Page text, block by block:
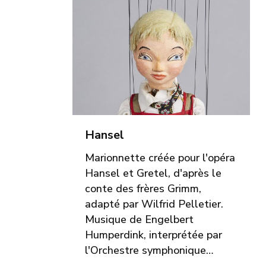
Hansel
Marionnette créée pour l'opéra
Hansel et Gretel, d'après le
conte des frères Grimm,
adapté par Wilfrid Pelletier.
Musique de Engelbert
Humperdink, interprétée par
l'Orchestre symphonique…